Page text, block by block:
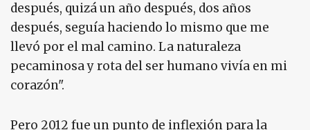
después, quizá un año después, dos años
después, seguía haciendo lo mismo que me
llevó por el mal camino. La naturaleza
pecaminosa y rota del ser humano vivía en mi
corazón".
Pero 2012 fue un punto de inflexión para la